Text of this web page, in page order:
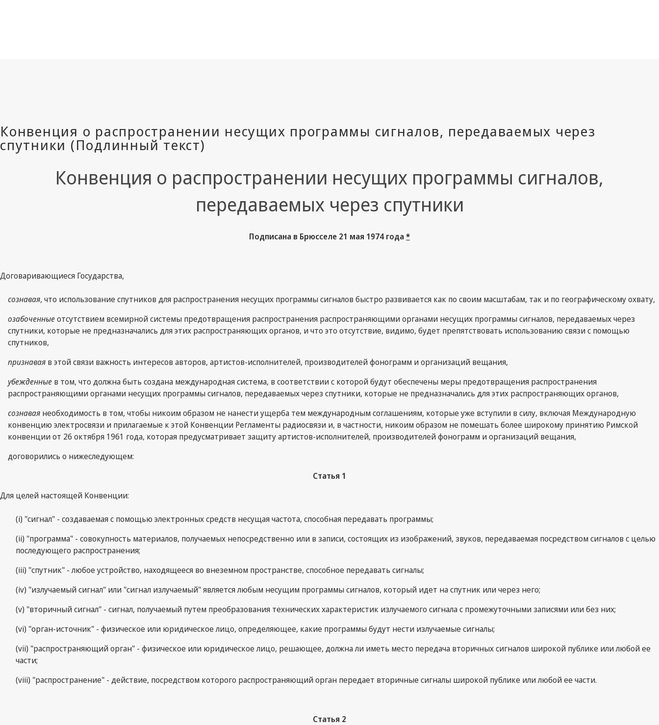
Конвенция о распространении несущих программы сигналов,
передаваемых через спутники
Подписана в Брюсселе 21 мая 1974 года*
Договаривающиеся Государства,
сознавая, что использование спутников для распространения несущих программы сигналов быстро развивается как по своим масштабам, так и по географическому охвату,
озабоченныеотсутствием всемирной системы предотвращения распространения распространяющими органами несущих программы сигналов, передаваемых через
спутники, которые не предназначались для этих распространяющих органов, и что это отсутствие, видимо, будет препятствовать использованию связи с помощью
спутников,
признавая в этой связи важность интересов авторов, артистов-исполнителей, производителей фонограмм и организаций вещания,
убежденные в том, что должна быть создана международная система, в соответствии с которой будут обеспечены меры предотвращения распространения
распространяющими органами несущих программы сигналов, передаваемых через спутники, которые не предназначались для этих распространяющих органов,
сознавая необходимость в том, чтобы никоим образом не нанести ущерба тем международным соглашениям, которые уже вступили в силу, включая Международную
конвенцию электросвязи и прилагаемые к этой Конвенции Регламенты радиосвязи и, в частности, никоим образом не помешать более широкому принятию Римской
конвенции от 26 октября 1961 года, которая предусматривает защиту артистов-исполнителей, производителей фонограмм и организаций вещания,
договорились о нижеследующем:
Статья 1
Для целей настоящей Конвенции:
(i) "сигнал" - создаваемая с помощью электронных средств несущая частота, способная передавать программы;
(ii) "программа" - совокупность материалов, получаемых непосредственно или в записи, состоящих из изображений, звуков, передаваемая посредством сигналов с целью
последующего распространения;
(iii) "спутник" - любое устройство, находящееся во внеземном пространстве, способное передавать сигналы;
(iv) "излучаемый сигнал" или "сигнал излучаемый" является любым несущим программы сигналов, который идет на спутник или через него;
(v) "вторичный сигнал" - сигнал, получаемый путем преобразования технических характеристик излучаемого сигнала с промежуточными записями или без них;
(vi) "орган-источник" - физическое или юридическое лицо, определяющее, какие программы будут нести излучаемые сигналы;
(vii) "распространяющий орган" - физическое или юридическое лицо, решающее, должна ли иметь место передача вторичных сигналов широкой публике или любой ее
части;
(viii) "распространение" - действие, посредством которого распространяющий орган передает вторичные сигналы широкой публике или любой ее части.
Статья 2